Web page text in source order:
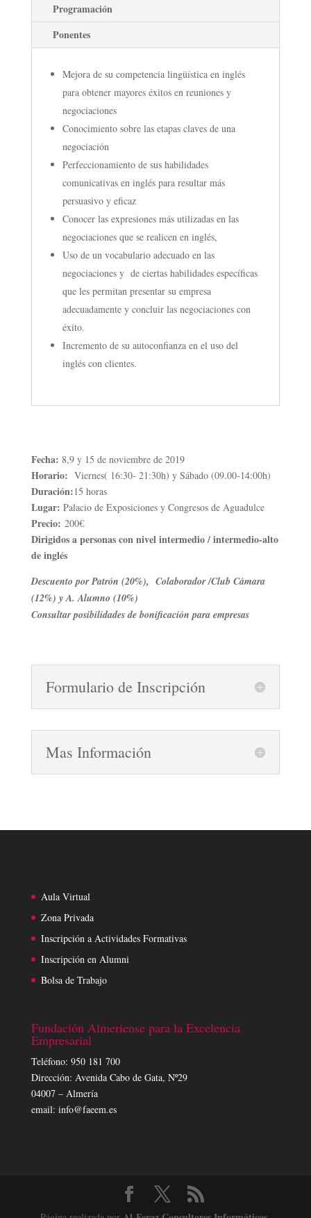
Programación
Ponentes
Mejora de su competencia lingüística en inglés
para obtener mayores éxitos en reuniones y
negociaciones
Conocimiento sobre las etapas claves de una
negociación
Perfeccionamiento de sus habilidades
comunicativas en inglés para resultar más
persuasivo y eficaz
Conocer las expresiones más utilizadas en las
negociaciones que se realicen en inglés,
Uso de un vocabulario adecuado en las
negociaciones y de ciertas habilidades específicas
que les permitan presentar su empresa
adecuadamente y concluir las negociaciones con
éxito.
Incremento de su autoconfianza en el uso del
inglés con clientes.
Fecha: 8,9 y 15 de noviembre de 2019
Horario: Viernes( 16:30- 21:30h) y Sábado (09.00-14:00h)
Duración:15 horas
Lugar: Palacio de Exposiciones y Congresos de Aguadulce
Precio: 200€
Dirigidos a personas con nivel intermedio / intermedio-alto
de inglés
Descuento por Patrón (20%), Colaborador /Club Cámara
(12%) y A. Alumno (10%)
Consultar posibilidades de bonificación para empresas
Formulario de Inscripción
Mas Información
Aula Virtual
Zona Privada
Inscripción a Actividades Formativas
Inscripción en Alumni
Bolsa de Trabajo
Fundación Almeriense para la Excelencia
Empresarial
Teléfono: 950 181 700
Dirección: Avenida Cabo de Gata, Nº29
04007 – Almería
email: info@faeem.es